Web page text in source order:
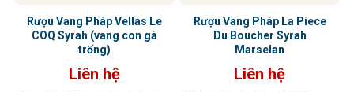
Rượu Vang Pháp Vellas Le
COQ Syrah (vang con gà
trống)
Liên hệ
Rượu Vang Pháp La Piece
Du Boucher Syrah
Marselan
Liên hệ